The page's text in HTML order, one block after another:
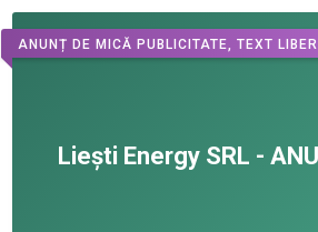
ANUNȚ DE MICĂ PUBLICITATE, TEXT LIBER